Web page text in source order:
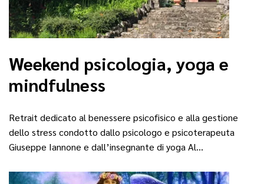
Weekend psicologia, yoga e
mindfulness
Retrait dedicato al benessere psicofisico e alla gestione
dello stress condotto dallo psicologo e psicoterapeuta
Giuseppe Iannone e dall’insegnante di yoga Al…